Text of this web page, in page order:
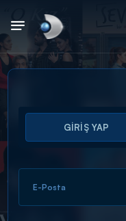
Arama
ARAMA SONUÇLARI
GİRİŞ YAP
E-Posta